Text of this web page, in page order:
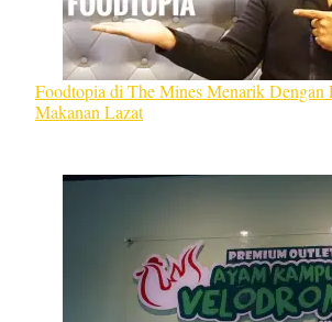
Foodtopia di The Mines Menarik Dengan
Makanan Lazat